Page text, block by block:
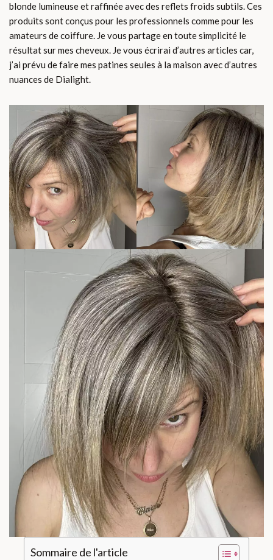
blonde lumineuse et raffinée avec des reflets froids subtils. Ces
produits sont conçus pour les professionnels comme pour les
amateurs de coiffure. Je vous partage en toute simplicité le
résultat sur mes cheveux. Je vous écrirai d’autres articles car,
j’ai prévu de faire mes patines seules à la maison avec d’autres
nuances de Dialight.
Sommaire de l'article